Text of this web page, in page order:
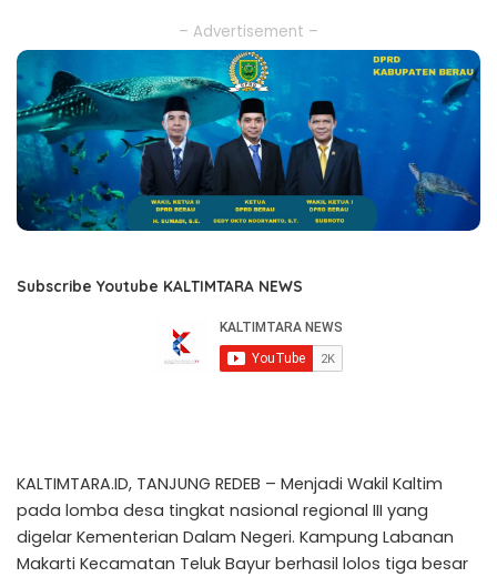
– Advertisement –
Subscribe Youtube KALTIMTARA NEWS
KALTIMTARA.ID, TANJUNG REDEB – Menjadi Wakil Kaltim
pada lomba desa tingkat nasional regional III yang
digelar Kementerian Dalam Negeri. Kampung Labanan
Makarti Kecamatan Teluk Bayur berhasil lolos tiga besar